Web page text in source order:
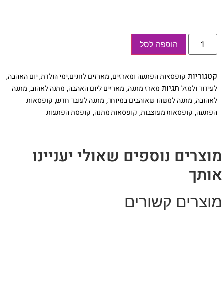
כמות
קופסת
LUCK
הוספה לסל
קטגוריותקופסאות הפתעה ומארזים,מארזים לחגים,ימי הולדת, יום האהבה,
לעידוד ולמזלתגיותמארז מתנה,מארזים ליום האהבה,מתנה לאהוב,מתנה
לאהובה,מתנה למשהו שאוהבים במיוחד,מתנה לעובד חדש,קופסאות
הפתעה,קופסאות מעוצבות,קופסאות מתנה,קופסת הפתעות
נוספים שאולי יעניינו
קשורים